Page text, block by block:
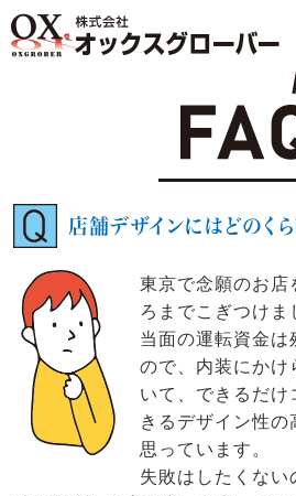
店舗デザインにはどのく
東京で念願のお店
ろまでこぎつけま
当面の運転資金は
ので、内装にかけ
いて、できるだけ
きるデザイン性の
思っています。
失敗はしたくない